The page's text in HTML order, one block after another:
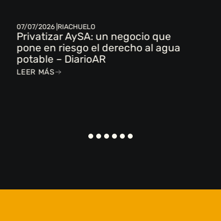
07/07/2026 | RIACHUELO
Privatizar AySA: un negocio que
pone en riesgo el derecho al agua
potable – DiarioAR
LEER MÁS